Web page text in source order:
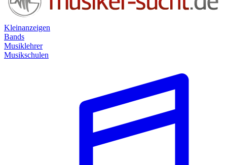
Kleinanzeigen
Bands
Musiklehrer
Musikschulen